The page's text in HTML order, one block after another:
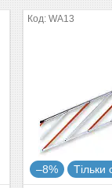
WA13
–8% Тільки